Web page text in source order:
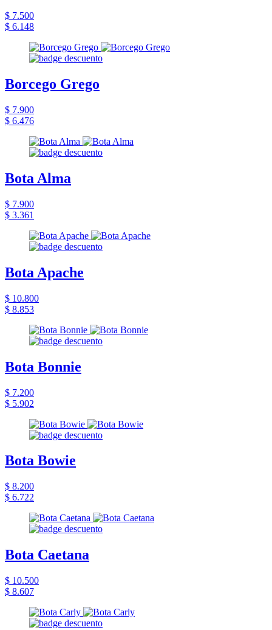
$ 7.500
$ 6.148
Borcego Grego
$ 7.900
$ 6.476
Bota Alma
$ 7.900
$ 3.361
Bota Apache
$ 10.800
$ 8.853
Bota Bonnie
$ 7.200
$ 5.902
Bota Bowie
$ 8.200
$ 6.722
Bota Caetana
$ 10.500
$ 8.607